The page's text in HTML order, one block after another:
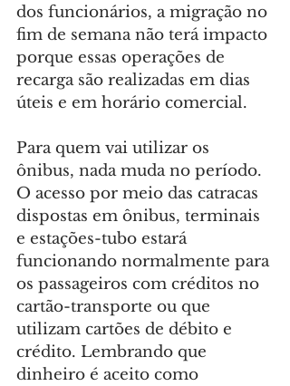
dos funcionários, a migração no
fim de semana não terá impacto
porque essas operações de
recarga são realizadas em dias
úteis e em horário comercial.
Para quem vai utilizar os
ônibus, nada muda no período.
O acesso por meio das catracas
dispostas em ônibus, terminais
e estações-tubo estará
funcionando normalmente para
os passageiros com créditos no
cartão-transporte ou que
utilizam cartões de débito e
crédito. Lembrando que
dinheiro é aceito como